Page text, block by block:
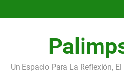
Un Espacio Para La Reflexión,